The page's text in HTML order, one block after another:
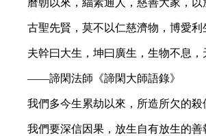
古聖先賢，莫不以仁慈濟物，博愛利
夫幹曰大生，坤曰廣生，生物不息，
——諦閑法師《諦閑大師語錄》
我們多今生累劫以來，所造所欠的殺
我們要深信因果，放生自有放生的善